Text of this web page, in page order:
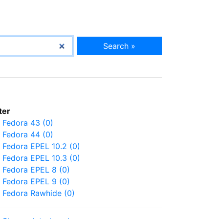
Search »
Fedora 43 (0)
Fedora 44 (0)
Fedora EPEL 10.2 (0)
Fedora EPEL 10.3 (0)
Fedora EPEL 8 (0)
Fedora EPEL 9 (0)
Fedora Rawhide (0)